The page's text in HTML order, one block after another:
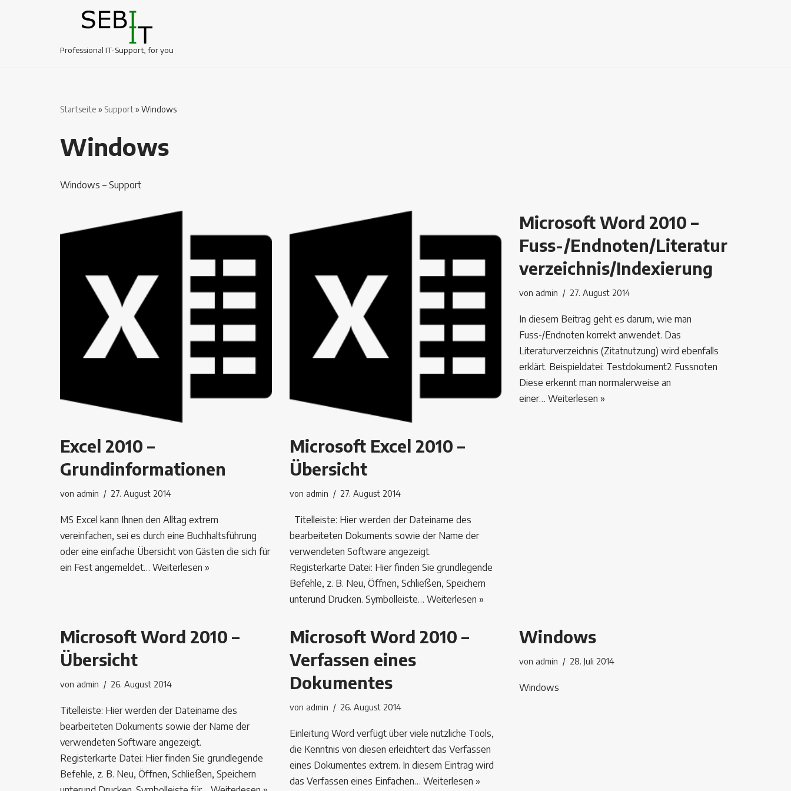
Professional IT-Support, for you
Startseite » Support» Windows
Windows
Windows – Support
Excel 2010 –
Grundinformationen
von admin 27. August 2014
MS Excel kann Ihnen den Alltag extrem
vereinfachen, sei es durch eine Buchhaltsführung
oder eine einfache Übersicht von Gästen die sich für
ein Fest angemeldet… Weiterlesen »
Microsoft Excel 2010 –
Übersicht
von admin 27. August 2014
Titelleiste: Hier werden der Dateiname des
bearbeiteten Dokuments sowie der Name der
verwendeten Software angezeigt.
Registerkarte Datei: Hier finden Sie grundlegende
Befehle, z. B. Neu, Öffnen, Schließen, Speichern
unterund Drucken. Symbolleiste… Weiterlesen »
Microsoft Word 2010 –
Fuss-/Endnoten/Literatur
verzeichnis/Indexierung
von admin 27. August 2014
In diesem Beitrag geht es darum, wie man
Fuss-/Endnoten korrekt anwendet. Das
Literaturverzeichnis (Zitatnutzung) wird ebenfalls
erklärt. Beispieldatei: Testdokument2 Fussnoten
Diese erkennt man normalerweise an
einer… Weiterlesen »
Microsoft Word 2010 –
Übersicht
von admin 26. August 2014
Titelleiste: Hier werden der Dateiname des
bearbeiteten Dokuments sowie der Name der
verwendeten Software angezeigt.
Registerkarte Datei: Hier finden Sie grundlegende
Befehle, z. B. Neu, Öffnen, Schließen, Speichern
Microsoft Word 2010 –
Verfassen eines
Dokumentes
von admin 26. August 2014
Einleitung Word verfügt über viele nützliche Tools,
die Kenntnis von diesen erleichtert das Verfassen
eines Dokumentes extrem. In diesem Eintrag wird
das Verfassen eines Einfachen… Weiterlesen »
Windows
von admin 28. Juli 2014
Windows